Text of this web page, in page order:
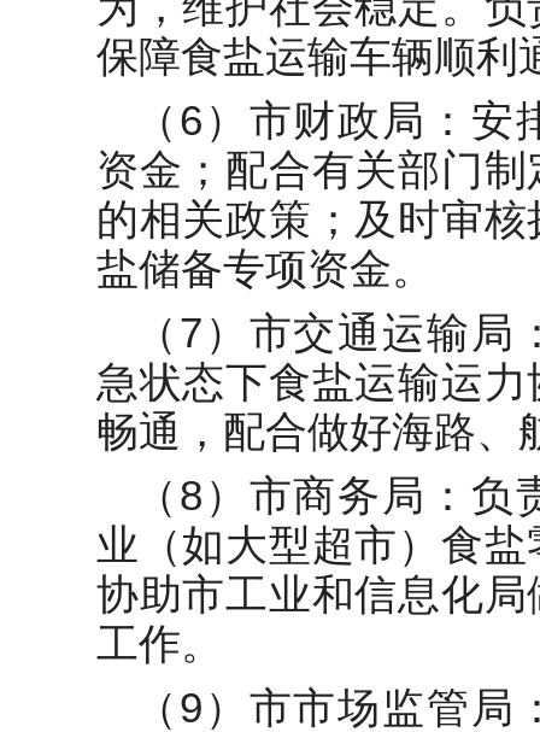
保障食盐运输车辆顺利
（6）市财政局：
资金；配合有关部门
的相关政策；及时审
盐储备专项资金。
（7）市交通运输
急状态下食盐运输运
畅通，配合做好海路、
（8）市商务局：
业（如大型超市）食
协助市工业和信息化
工作。
（9）市市场监管